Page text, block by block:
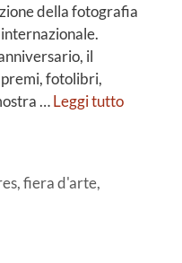
della fotografia
il
fotolibri,
…Leggi tutto
,fiera d'arte,